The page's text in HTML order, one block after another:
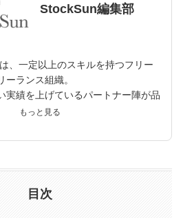
StockSun編集部
、一定以上のスキルを持つフリー
ーランス組織。
実績を上げているパートナー陣が品
ントの事業課題解決を目指してサポ
もっと見る
目次